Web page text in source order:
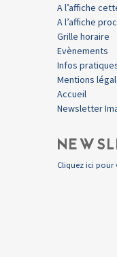
A l’affiche
A l’affiche
Grille horaire
Evènements
Infos
Mentions
Accueil
Newsletter
Cliquez ici pour